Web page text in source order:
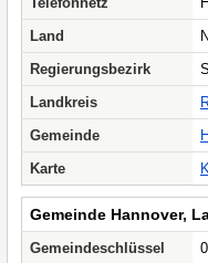
Land
Regierungsbezirk
Landkreis
Gemeinde
Karte
Gemeinde Hannover,
Gemeindeschlüssel